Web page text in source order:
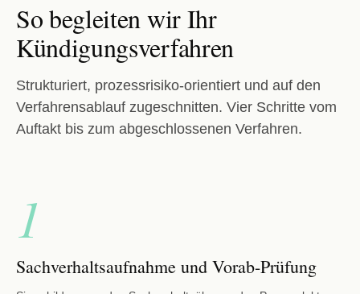
So begleiten wir Ihr
Kündigungsverfahren
Strukturiert, prozessrisiko-orientiert und auf den
Verfahrensablauf zugeschnitten. Vier Schritte vom
Auftakt bis zum abgeschlossenen Verfahren.
1
Sachverhaltsaufnahme und Vorab-Prüfung